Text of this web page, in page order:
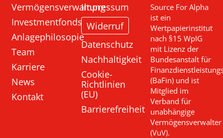
Vermögensverwaltung
Investmentfonds
Anlagephilosopie
Team
Karriere
News
Kontakt
Impressum
Widerruf
Datenschutz
Nachhaltigkeit
Cookie-
Richtlinien
(EU)
Barrierefreiheit
Source For Alpha
ist ein
Wertpapierinstitut
nach §15 WpIG
mit Lizenz der
Bundesanstalt für
(BaFin) und ist
Mitglied im
Verband für
unabhängige
Vermögensverwalter
(VuV).